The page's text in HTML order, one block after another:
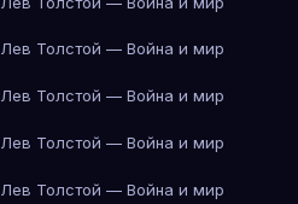
Лев Толстой — Война и мир
Лев Толстой — Война и мир
Лев Толстой — Война и мир
Лев Толстой — Война и мир